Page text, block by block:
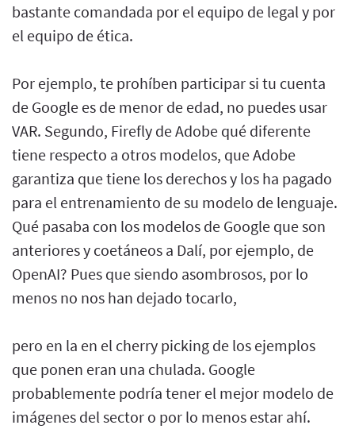
bastante comandada por el equipo de legal y por
el equipo de ética.
Por ejemplo, te prohíben participar si tu cuenta
de Google es de menor de edad, no puedes usar
VAR. Segundo, Firefly de Adobe qué diferente
tiene respecto a otros modelos, que Adobe
garantiza que tiene los derechos y los ha pagado
para el entrenamiento de su modelo de lenguaje.
Qué pasaba con los modelos de Google que son
anteriores y coetáneos a Dalí, por ejemplo, de
OpenAI? Pues que siendo asombrosos, por lo
menos no nos han dejado tocarlo,
pero en la en el cherry picking de los ejemplos
que ponen eran una chulada. Google
probablemente podría tener el mejor modelo de
imágenes del sector o por lo menos estar ahí.